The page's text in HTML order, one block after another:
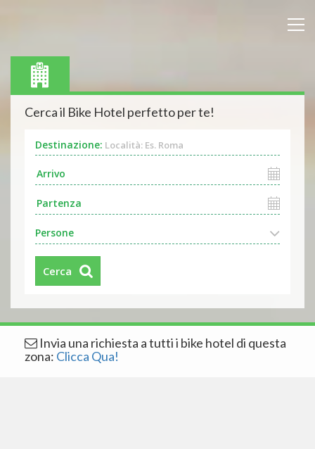
Cerca il Bike Hotel perfetto per te!
Destinazione: Località: Es. Roma
Persone
Cerca
Invia una richiesta a tutti i bike hotel di questa
zona: Clicca Qua!